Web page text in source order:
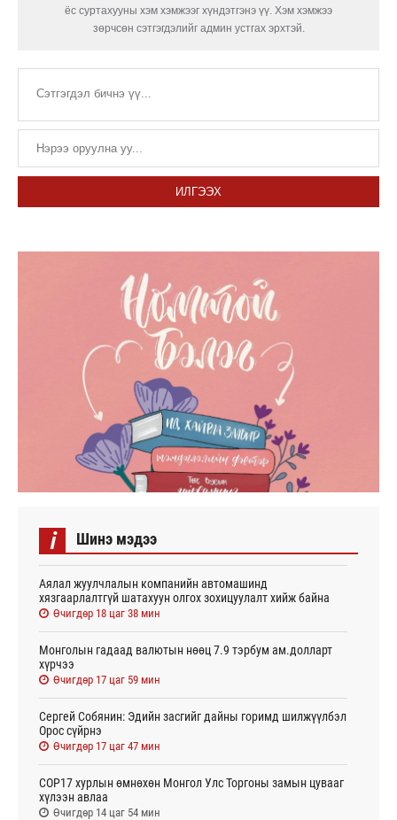
ёс суртахууны хэм хэмжээг хүндэтгэнэ үү. Хэм хэмжээ
зөрчсөн сэтгэгдэлийг админ устгах эрхтэй.
ИЛГЭЭХ
i Шинэ мэдээ
Аялал жуулчлалын компанийн автомашинд
хязгаарлалтгүй шатахуун олгох зохицуулалт хийж байна
Өчигдөр 18 цаг 38 мин
Монголын гадаад валютын нөөц 7.9 тэрбум ам.долларт
хүрчээ
Өчигдөр 17 цаг 59 мин
Сергей Собянин: Эдийн засгийг дайны горимд шилжүүлбэл
Орос сүйрнэ
Өчигдөр 17 цаг 47 мин
COP17 хурлын өмнөхөн Монгол Улс Торгоны замын цувааг
хүлээн авлаа
Өчигдөр 14 цаг 54 мин